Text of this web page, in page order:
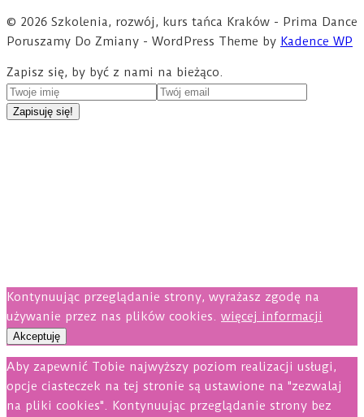
© 2026 Szkolenia, rozwój, kurs tańca Kraków - Prima Dance
Poruszamy Do Zmiany - WordPress Theme by Kadence WP
Zapisz się, by być z nami na bieżąco.
Kontynuując przeglądanie strony, wyrażasz zgodę na
używanie przez nas plików cookies. więcej informacji
Akceptuję
Aby zapewnić Tobie najwyższy poziom realizacji usługi,
opcje ciasteczek na tej stronie są ustawione na "zezwalaj
na pliki cookies". Kontynuując przeglądanie strony bez